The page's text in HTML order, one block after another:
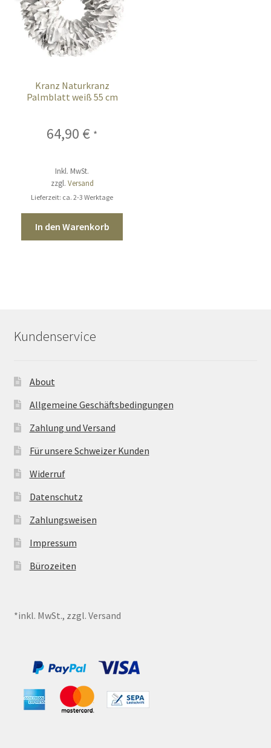
Kranz Naturkranz
Palmblatt weiß 55 cm
64,90 € *
Inkl. MwSt.
zzgl. Versand
Lieferzeit: ca. 2-3 Werktage
In den Warenkorb
Kundenservice
About
Allgemeine Geschäftsbedingungen
Zahlung und Versand
Für unsere Schweizer Kunden
Widerruf
Datenschutz
Zahlungsweisen
Impressum
Bürozeiten
*inkl. MwSt., zzgl. Versand